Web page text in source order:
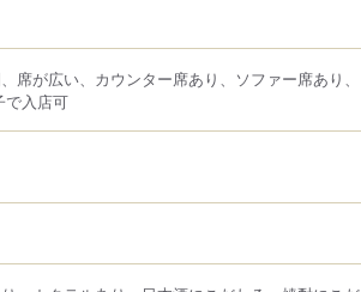
席が広い、カウンター席あり、ソファー席あり、
で入店可